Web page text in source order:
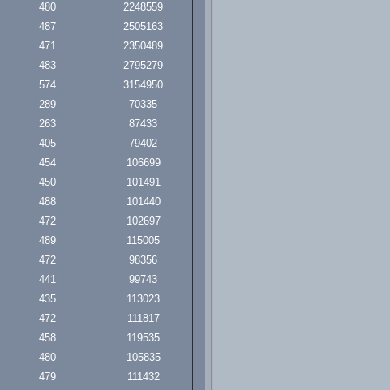
480
2248559
487
2505163
471
2350489
483
2795279
574
3154950
289
70335
263
87433
405
79402
454
106699
450
101491
488
101440
472
102697
489
115005
472
98356
441
99743
435
113023
472
111817
458
119535
480
105835
479 111432